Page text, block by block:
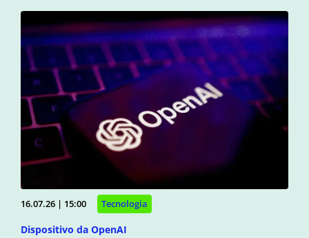
16.07.26 | 15:00 Tecnologia
Dispositivo da OpenAI